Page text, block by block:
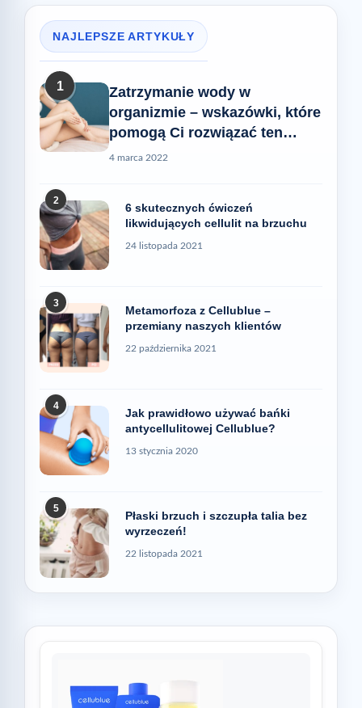
NAJLEPSZE ARTYKUŁY
1
Zatrzymanie wody w
organizmie – wskazówki, które
pomogą Ci rozwiązać ten
problem
4 marca 2022
2
6 skutecznych ćwiczeń
likwidujących cellulit na brzuchu
24 listopada 2021
3
Metamorfoza z Cellublue –
przemiany naszych klientów
22 października 2021
4
Jak prawidłowo używać bańki
antycellulitowej Cellublue?
13 stycznia 2020
5
Płaski brzuch i szczupła talia bez
wyrzeczeń!
22 listopada 2021